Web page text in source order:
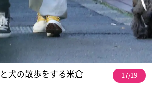
犬の散歩をする米倉 17/19